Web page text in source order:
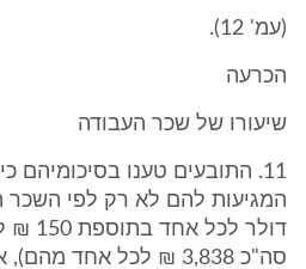
(עמ' 12).
הכרעה
שיעורו של שכר העבודה
11. התובעים טענו בסיכומיהם
דולר
סה"כ 3,838 ₪ לכל אחד